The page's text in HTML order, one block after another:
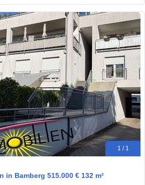
1 / 1
in Bamberg 515.000 € 132 m²